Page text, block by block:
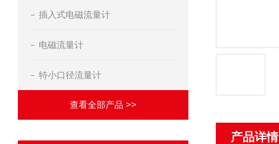
插入式电磁流量计
电磁流量计
特小口径流量计
查看全部产品 >>
产品详情